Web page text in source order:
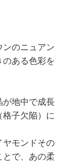
ンのニュアン
のある色彩を
が地中で成長
子欠陥）に
ヤモンドその
とで、あの柔